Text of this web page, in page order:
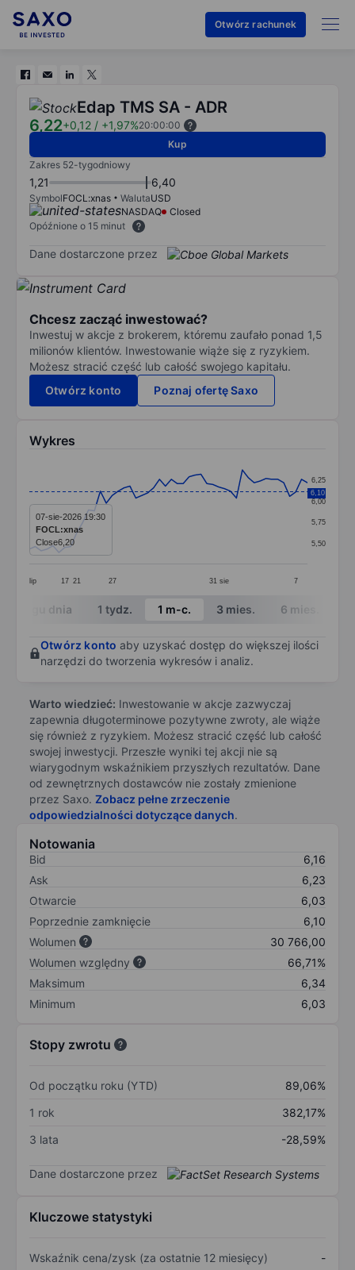
Otwórz rachunek
Edap TMS SA - ADR
6,22+0,12 / +1,97%20:00:00
Kup
Zakres 52-tygodniowy
1,21 6,40
SymbolFOCL:xnas WalutaUSD
NASDAQ
Closed
Opóźnione o 15 minut
Dane dostarczone przez
Chcesz zacząć inwestować?
Inwestuj w akcje z brokerem, któremu zaufało ponad 1,5
milionów klientów. Inwestowanie wiąże się z ryzykiem.
Możesz stracić część lub całość swojego kapitału.
Otwórz konto
Poznaj ofertę Saxo
Wykres
Line chart with 48 data points.
The chart has 1 X axis displaying categories.
The chart has 1 Y axis displaying values. Data
lip 17 21 27 31 sie 7
5,50
5,75
6,00
6,25
6,10
07-sie-2026 19:30
FOCL:xnas
Close6,20
End of interactive chart.
W ciągu dnia 1 tydz. 1 m-c. 3 mies. 6 mies.
Otwórz konto aby uzyskać dostęp do większej ilości
narzędzi do tworzenia wykresów i analiz.
Warto wiedzieć: Inwestowanie w akcje zazwyczaj
zapewnia długoterminowe pozytywne zwroty, ale wiąże
się również z ryzykiem. Możesz stracić część lub całość
swojej inwestycji. Przeszłe wyniki tej akcji nie są
wiarygodnym wskaźnikiem przyszłych rezultatów. Dane
od zewnętrznych dostawców nie zostały zmienione
przez Saxo. Zobacz pełne zrzeczenie
odpowiedzialności dotyczące danych.
Notowania
Bid
6,16
Ask
6,23
Otwarcie
6,03
Poprzednie zamknięcie
6,10
Wolumen
30 766,00
Wolumen względny
66,71%
Maksimum
6,34
Minimum
6,03
Stopy zwrotu
Od początku roku (YTD)
89,06%
1 rok
382,17%
3 lata
-28,59%
Dane dostarczone przez
Kluczowe statystyki
Wskaźnik cena/zysk (za ostatnie 12 miesięcy)
-